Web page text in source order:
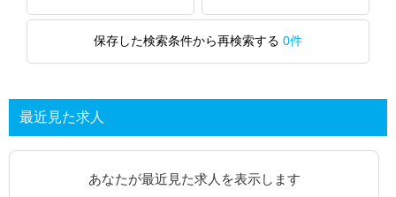
保存した検索条件から再検索する 0件
最近見た求人
あなたが最近見た求人を表示します